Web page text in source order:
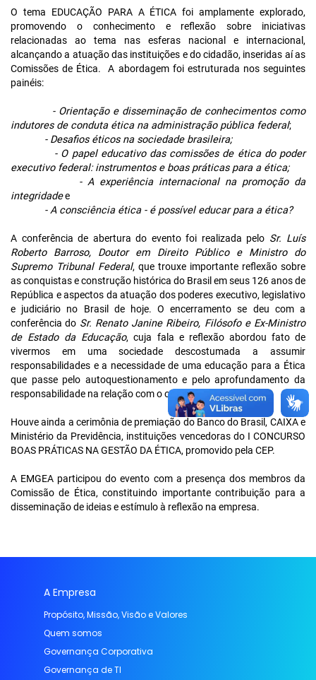
O tema EDUCAÇÃO PARA A ÉTICAfoi amplamente explorado,
promovendo o conhecimento e reflexão sobre iniciativas
relacionadas ao tema nas esferas nacional e internacional,
alcançando a atuação das instituições e do cidadão, inseridas aí as
Comissões de Ética. A abordagem foi estruturada nos seguintes
painéis:
- Orientação e disseminação de conhecimentos como
indutores de conduta ética na administração pública federal;
- Desafios éticos na sociedade brasileira;
- O papel educativo das comissões de ética do poder
executivo federal: instrumentos e boas práticas para a ética;
- A experiência internacional na promoção da
integridadee
-A consciência ética - é possível educar para a ética?
A conferência de abertura do evento foi realizada pelo Sr. Luís
Roberto Barroso, Doutor em Direito Público e Ministro do
Supremo Tribunal Federal, que trouxe importante reflexão sobre
as conquistas e construção histórica do Brasil em seus 126 anos de
República e aspectos da atuação dos poderes executivo, legislativo
e judiciário no Brasil de hoje. O encerramento se deu com a
conferência do Sr. Renato Janine Ribeiro, Filósofo e Ex-Ministro
de Estado da Educação, cuja fala e reflexão abordou fato de
vivermos em uma sociedade descostumada a assumir
responsabilidades e a necessidade de uma educação para a Ética
que passe pelo autoquestionamento e pelo aprofundamento da
responsabilidade na relação com o outro.
Houve ainda a cerimônia de premiação do Banco do Brasil, CAIXAe
Ministério da Previdência, instituições vencedoras do I CONCURSO
BOAS PRÁTICAS NA GESTÃO DA ÉTICA, promovido pela CEP.
A EMGEA participou do evento com a presença dos membros da
Comissão de Ética, constituindo importante contribuição para a
disseminação de ideias e estímulo à reflexão na empresa.
A Empresa
Propósito, Missão, Visão e Valores
Quem somos
Governança Corporativa
Governança de TI